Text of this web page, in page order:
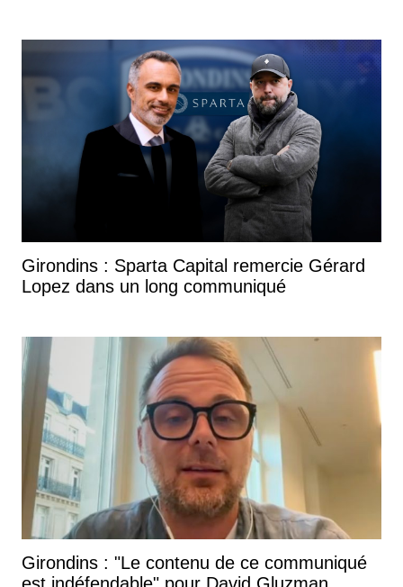
Girondins : Sparta Capital remercie Gérard
Lopez dans un long communiqué
Girondins : "Le contenu de ce communiqué